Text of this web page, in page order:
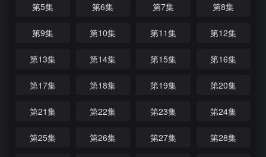
第5集 第6集 第7集 第8集
第9集 第10集 第11集 第12集
第13集 第14集 第15集 第16集
第17集 第18集 第19集 第20集
第21集 第22集 第23集 第24集
第25集 第26集 第27集 第28集